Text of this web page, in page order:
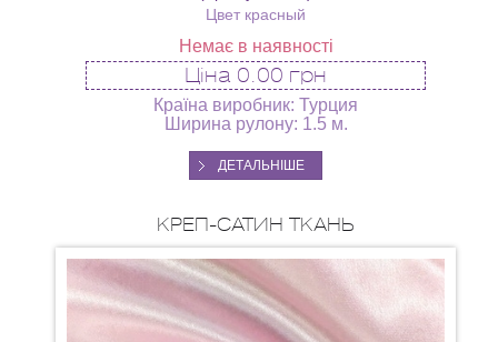
Цвет красный
Немає в наявності
Ціна 0.00 грн
Країна виробник: Турция
Ширина рулону: 1.5 м.
ДЕТАЛЬНІШЕ
КРЕП-САТИН ТКАНЬ